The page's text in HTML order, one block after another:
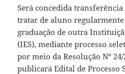
Será concedida
tratar de aluno
graduação de outra
(IES), mediante processo
por meio da Resolução Nº 24/
publicará Edital de Processo